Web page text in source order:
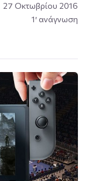
27 Οκτωβρίου 2016
1′ ανάγνωση